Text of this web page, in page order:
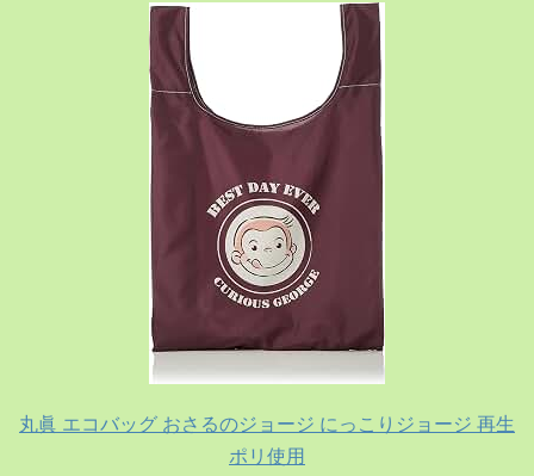
丸眞 エコバッグ おさるのジョージ にっこりジョージ 再生
ポリ使用